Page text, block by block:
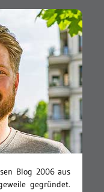
Blog 2006 aus
gegründet.